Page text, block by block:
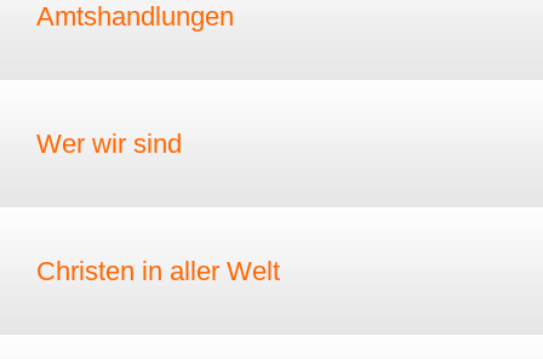
Amtshandlungen
Wer wir sind
Christen in aller Welt